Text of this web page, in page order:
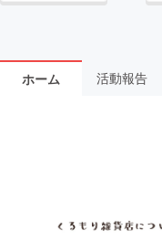
ホーム 活動報告